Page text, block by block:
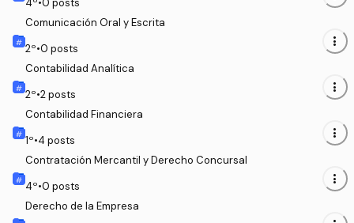
4º•0 posts
Comunicación Oral y Escrita
2º•0 posts more_vert
Contabilidad Analítica
2º•2posts more_vert
Contabilidad Financiera
1º•4 posts more_vert
Contratación Mercantil y Derecho Concursal
4º•0 posts more_vert
Derecho de la Empresa